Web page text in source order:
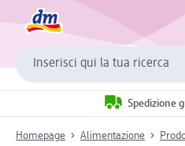
Inserisci qui la tua ricerca
Spedizione
Homepage Alimentazione